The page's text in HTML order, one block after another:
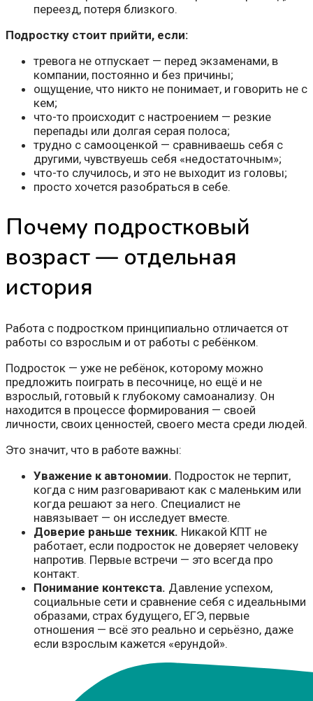
переезд, потеря близкого.
Подростку стоит прийти, если:
тревога не отпускает — перед экзаменами, в
компании, постоянно и без причины;
ощущение, что никто не понимает, и говорить не с
кем;
что-то происходит с настроением — резкие
перепады или долгая серая полоса;
трудно с самооценкой — сравниваешь себя с
другими, чувствуешь себя «недостаточным»;
что-то случилось, и это не выходит из головы;
просто хочется разобраться в себе.
Почему подростковый
возраст — отдельная
история
Работа с подростком принципиально отличается от
работы со взрослым и от работы с ребёнком.
Подросток — уже не ребёнок, которому можно
предложить поиграть в песочнице, но ещё и не
взрослый, готовый к глубокому самоанализу. Он
находится в процессе формирования — своей
личности, своих ценностей, своего места среди людей.
Это значит, что в работе важны:
Уважение к автономии. Подросток не терпит,
когда с ним разговаривают как с маленьким или
когда решают за него. Специалист не
навязывает — он исследует вместе.
Доверие раньше техник. Никакой КПТ не
работает, если подросток не доверяет человеку
напротив. Первые встречи — это всегда про
контакт.
Понимание контекста. Давление успехом,
социальные сети и сравнение себя с идеальными
образами, страх будущего, ЕГЭ, первые
отношения — всё это реально и серьёзно, даже
если взрослым кажется «ерундой».